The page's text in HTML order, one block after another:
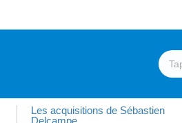
Les acquisitions de Sébastien
Delcampe